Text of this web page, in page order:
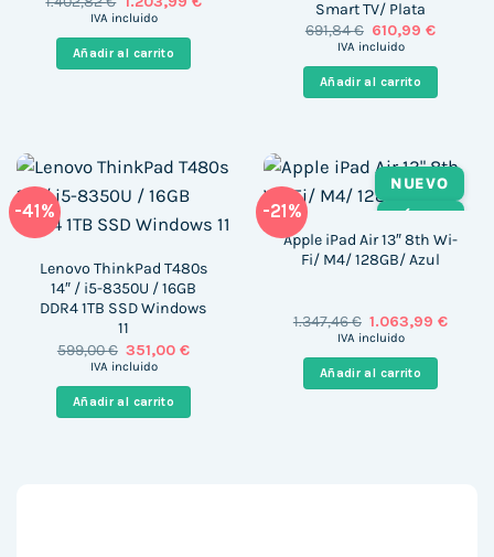
precio
era:
1.402,82 €.
IVA incluido
Añadir al carrito
Smart TV/ Plata
691,84€ El
precio
era:
691,84 €.
610,99€El
es:
610,99
IVA incluido
Añadir al carrito
-41%
Lenovo ThinkPad T480s
14″ / i5-8350U / 16GB
DDR4 1TB SSD Windows
11
599,00€ El
precio
era:
599,00 €.
351,00€El
es:
351,00 €.
IVA incluido
Añadir al carrito
-21%
NUEVO
Apple iPad Air 13″ 8th Wi-
Fi/ M4/ 128GB/ Azul
1.347,46€ El
precio
era:
1.347,46 €.
1.063,99€El
IVA incluido
Añadir al carrito